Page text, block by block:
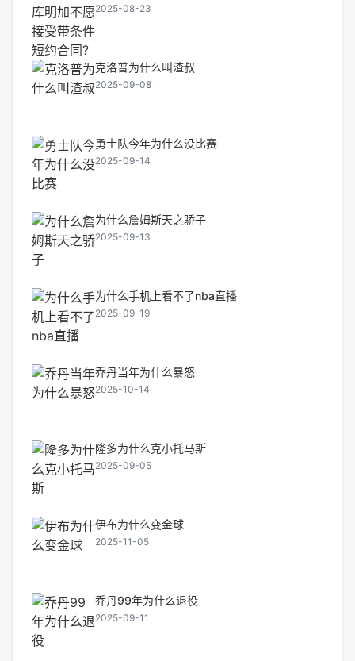
2025-08-23
克洛普为什么叫渣叔
2025-09-08
勇士队今年为什么没比赛
2025-09-14
为什么詹姆斯天之骄子
2025-09-13
为什么手机上看不了nba直播
2025-09-19
乔丹当年为什么暴怒
2025-10-14
隆多为什么克小托马斯
2025-09-05
伊布为什么变金球
2025-11-05
乔丹99年为什么退役
2025-09-11